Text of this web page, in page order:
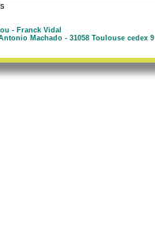
- Franck Vidal
Machado - 31058 Toulouse cedex 9